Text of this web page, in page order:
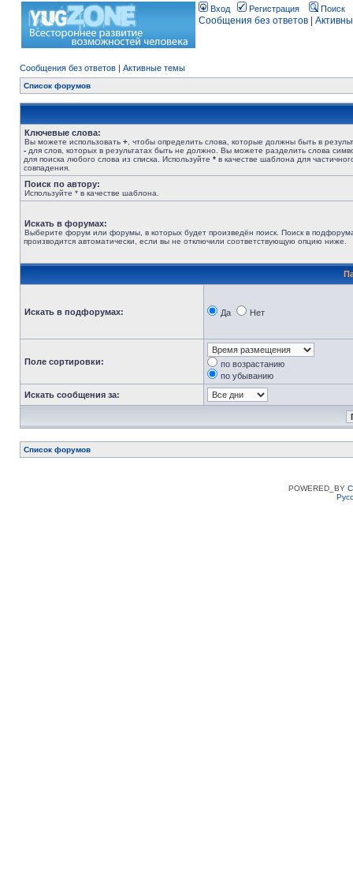
Вход Регистрация Поиск
Сообщения без ответов
Сообщения без ответов | Активные темы
Список форумов
Ключевые слова:
Вы можете использовать + , чтобы определить слова, которые должны быть в
- для слов, которых в результатах быть не должно. Вы можете разделить слова
для поиска любого слова из списка. Используйте * в качестве шаблона для
совпадения.
Поиск по автору:
Используйте * в качестве шаблона.
Искать в форумах:
Выберите форум или форумы, в которых будет произведён поиск. Поиск в
производится автоматически, если вы не отключили соответствующую опцию ниже.
Искать в подфорумах: Да Нет
Поле сортировки:
по возрастанию
по убыванию
Искать сообщения за:
Список форумов
POWERED_BY